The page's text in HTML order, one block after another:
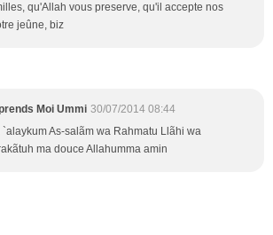
qu'Allah vous preserve, qu'il accepte nos
jeûne, biz
Moi Ummi 30/07/2014 08:44
`alaykum As-salãm wa Rahmatu Llãhi wa
ma douce Allahumma amin